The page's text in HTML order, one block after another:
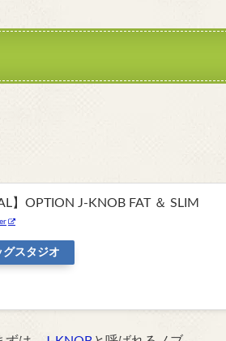
】OPTION J-KNOB FAT ＆ SLIM
スタジオ